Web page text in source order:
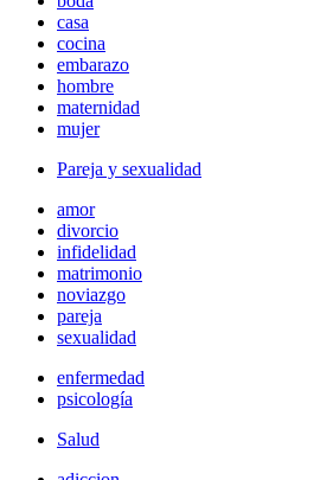
casa
cocina
embarazo
hombre
maternidad
mujer
Pareja y sexualidad
amor
divorcio
infidelidad
matrimonio
noviazgo
pareja
sexualidad
enfermedad
psicología
Salud